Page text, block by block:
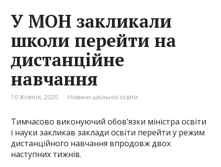
У МОН закликали
школи перейти на
дистанційне
навчання
10 Жовтня, 2020 Новини шкільної освіти
Тимчасово виконуючий обов’язки міністра освіти
і науки закликав заклади освіти перейти у режим
дистанційного навчання впродовж двох
наступних тижнів.